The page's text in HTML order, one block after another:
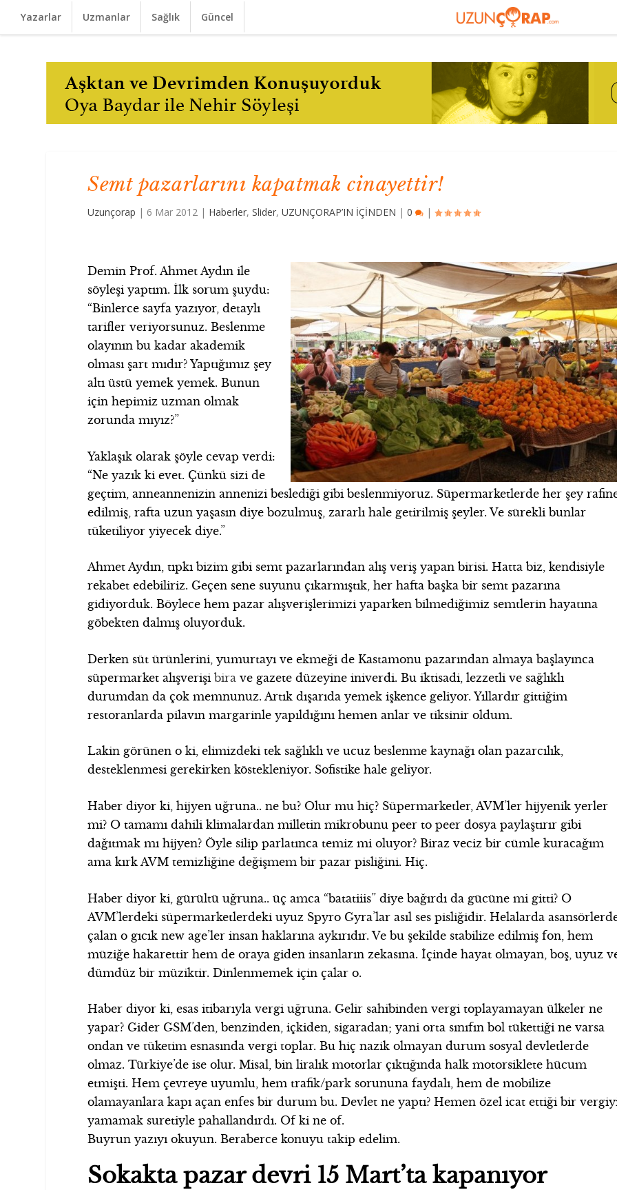
Yazarlar Uzmanlar Sağlık Güncel
Semt pazarlarını kapatmak cinayettir!
Uzunçorap | 6 Mar 2012 | Haberler,Slider,UZUNÇORAP’IN İÇİNDEN |0 |
Demin Prof. Ahmet Aydın ile
söyleşi yaptım. İlk sorum şuydu:
“Binlerce sayfa yazıyor, detaylı
tarifler veriyorsunuz. Beslenme
olayının bu kadar akademik
olması şart mıdır? Yaptığımız şey
altı üstü yemek yemek. Bunun
için hepimiz uzman olmak
zorunda mıyız?”
Yaklaşık olarak şöyle cevap verdi:
“Ne yazık ki evet. Çünkü sizi de
geçtim, anneannenizin annenizi beslediği gibi beslenmiyoruz. Süpermarketlerde her şey
edilmiş, rafta uzun yaşasın diye bozulmuş, zararlı hale getirilmiş şeyler. Ve sürekli bunlar
tüketiliyor yiyecek diye.”
Ahmet Aydın, tıpkı bizim gibi semt pazarlarından alış veriş yapan birisi. Hatta biz, kendisiyle
rekabet edebiliriz. Geçen sene suyunu çıkarmıştık, her hafta başka bir semt pazarına
gidiyorduk. Böylece hem pazar alışverişlerimizi yaparken bilmediğimiz semtlerin hayatına
göbekten dalmış oluyorduk.
Derken süt ürünlerini, yumurtayı ve ekmeği de Kastamonu pazarından almaya başlayınca
süpermarket alışverişibira ve gazete düzeyine iniverdi. Bu iktisadi, lezzetli ve sağlıklı
durumdan da çok memnunuz. Artık dışarıda yemek işkence geliyor. Yıllardır gittiğim
restoranlarda pilavın margarinle yapıldığını hemen anlar ve tiksinir oldum.
Lakin görünen o ki, elimizdeki tek sağlıklı ve ucuz beslenme kaynağı olan pazarcılık,
desteklenmesi gerekirken köstekleniyor. Sofistike hale geliyor.
Haber diyor ki, hijyen uğruna.. ne bu? Olur mu hiç? Süpermarketler, AVM’ler hijyenik yerler
mi? O tamamı dahili klimalardan milletin mikrobunu peer to peer dosya paylaştırır gibi
dağıtmak mı hijyen? Öyle silip parlatınca temiz mi oluyor? Biraz veciz bir cümle kuracağım
ama kırk AVM temizliğine değişmem bir pazar pisliğini. Hiç.
Haber diyor ki, gürültü uğruna.. üç amca “batatiiis” diye bağırdı da gücüne mi gitti? O
AVM’lerdeki süpermarketlerdeki uyuz Spyro Gyra’lar asıl ses pisliğidir. Helalarda
çalan o gıcık new age’ler insan haklarına aykırıdır. Ve bu şekilde stabilize edilmiş fon, hem
müziğe hakarettir hem de oraya giden insanların zekasına. İçinde hayat olmayan, boş, uyuz
dümdüz bir müziktir. Dinlenmemek için çalar o.
Haber diyor ki, esas itibarıyla vergi uğruna. Gelir sahibinden vergi toplayamayan ülkeler ne
yapar? Gider GSM’den, benzinden, içkiden, sigaradan; yani orta sınıfın bol tükettiği ne varsa
ondan ve tüketim esnasında vergi toplar. Bu hiç nazik olmayan durum sosyal devletlerde
olmaz. Türkiye’de ise olur. Misal, bin liralık motorlar çıktığında halk motorsiklete hücum
etmişti. Hem çevreye uyumlu, hem trafik/park sorununa faydalı, hem de mobilize
olamayanlara kapı açan enfes bir durum bu. Devlet ne yaptı? Hemen özel icat ettiği bir
yamamak suretiyle pahallandırdı. Of ki ne of.
Buyrun yazıyı okuyun. Beraberce konuyu takip edelim.
Sokakta pazar devri 15 Mart’ta kapanıyor